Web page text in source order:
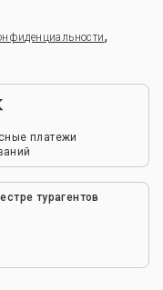
,
платежи
турагентов